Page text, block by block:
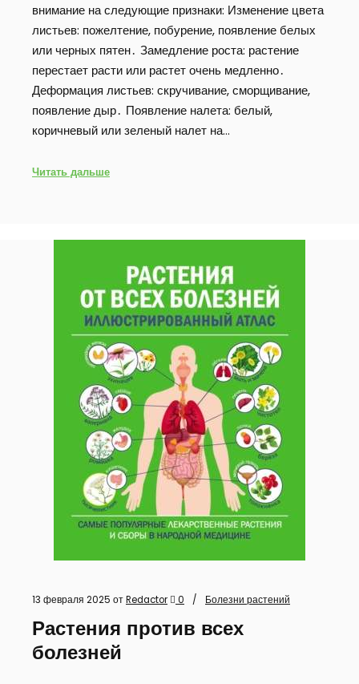
внимание на следующие признаки: Изменение цвета
листьев: пожелтение, побурение, появление белых
или черных пятен․ Замедление роста: растение
перестает расти или растет очень медленно․
Деформация листьев: скручивание, сморщивание,
появление дыр․ Появление налета: белый,
коричневый или зеленый налет на…
Читать дальше
13 февраля 2025 отRedactor 0 Болезни растений
Растения против всех
болезней